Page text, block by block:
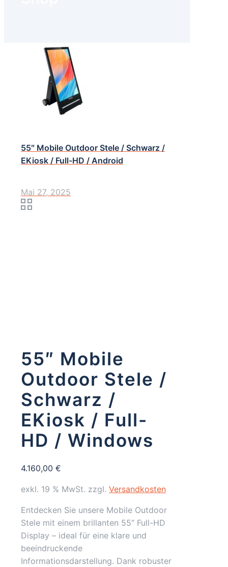
55″ Mobile Outdoor Stele / Schwarz /
EKiosk / Full-HD / Android
Mai 27, 2025
55″ Mobile
Outdoor Stele /
Schwarz /
EKiosk / Full-
HD / Windows
4.160,00 €
exkl. 19 % MwSt. zzgl. Versandkosten
Entdecken Sie unsere Mobile Outdoor
Stele mit einem brillanten 55″ Full-HD
Display – ideal für eine klare und
beeindruckende
Informationsdarstellung. Dank robuster